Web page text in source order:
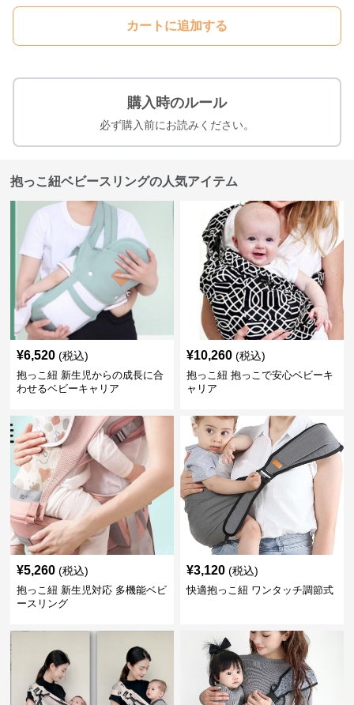
カートに追加する
購入時のルール
必ず購入前にお読みください。
抱っこ紐ベビースリングの人気アイテム
¥6,520 (税込)
抱っこ紐 新生児からの成長に合
わせるベビーキャリア
¥10,260 (税込)
抱っこ紐 抱っこで安心ベビーキ
ャリア
¥5,260 (税込)
抱っこ紐 新生児対応 多機能ベビ
ースリング
¥3,120 (税込)
快適抱っこ紐 ワンタッチ調節式